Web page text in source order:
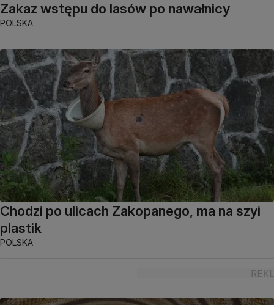
Zakaz wstępu do lasów po nawałnicy
POLSKA
Chodzi po ulicach Zakopanego, ma na szyi
plastik
POLSKA